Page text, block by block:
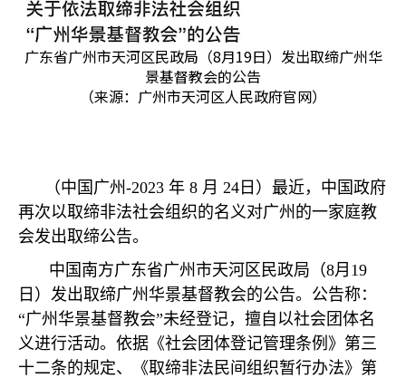
广东省广州市天河区民政局（8月19日）发出取缔广州华
景基督教会的公告
（来源：广州市天河区人民政府官网）
（中国广州 -2023 年8 月 24日）最近，中国政府
再次以取缔非法社会组织的名义对广州的一家庭教
会发出取缔公告。
中国南方广东省广州市天河区民政局（8月 19
日）发出取缔广州华景基督教会的公告。公告称：
“广州华景基督教会”未经登记，擅自以社会团体名
义进行活动。依据《社会团体登记管理条例》第三
十二条的规定、《取缔非法民间组织暂行办法》第